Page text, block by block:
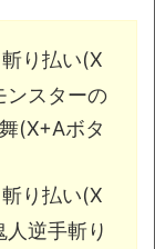
り払い(X
スターの
(X+Aボタ
り払い(X
逆手斬り